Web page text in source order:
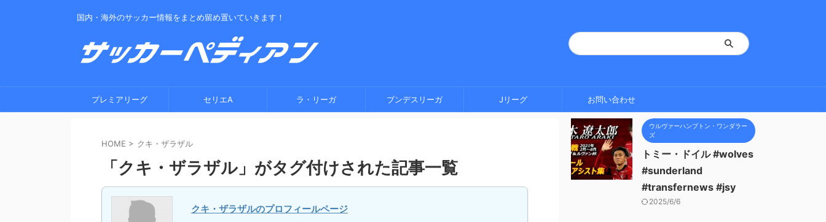
国内・海外のサッカー情報をまとめ留め置いていきます！
プレミアリーグ セリエA ラ・リーガ ブンデスリーガ Jリーグ お問い合わせ
HOME > クキ・ザラザル
「クキ・ザラザル」がタグ付けされた記事一覧
クキ・ザラザルのプロフィールページ
ウルヴァーハンプトン・ワンダラー
ズ
トミー・ドイル #wolves
#sunderland
#transfernews #jsy
2025/6/6